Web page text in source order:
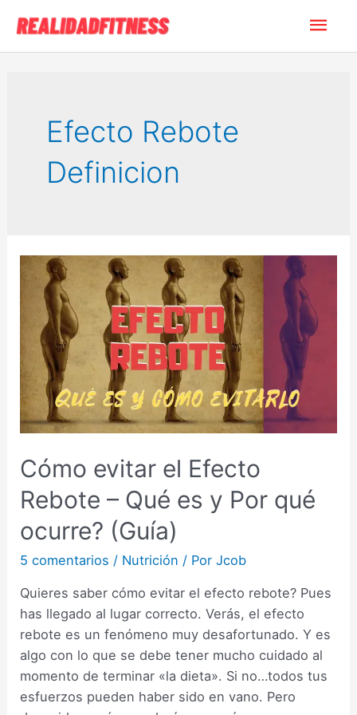
contenido
Efecto Rebote
Definicion
Cómo evitar el Efecto
Rebote – Qué es y Por qué
ocurre? (Guía)
5 comentarios / Nutrición / PorJcob
Quieres saber cómo evitar el efecto rebote? Pues
has llegado al lugar correcto. Verás, el efecto
rebote es un fenómeno muy desafortunado. Y es
algo con lo que se debe tener mucho cuidado al
momento de terminar «la dieta». Si no…todos tus
esfuerzos pueden haber sido en vano. Pero